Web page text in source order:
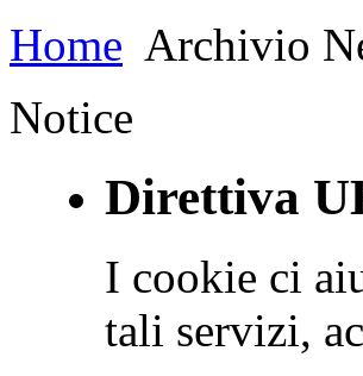
Home Archivio
Notice
Direttiva
I cookie ci
tali servizi,